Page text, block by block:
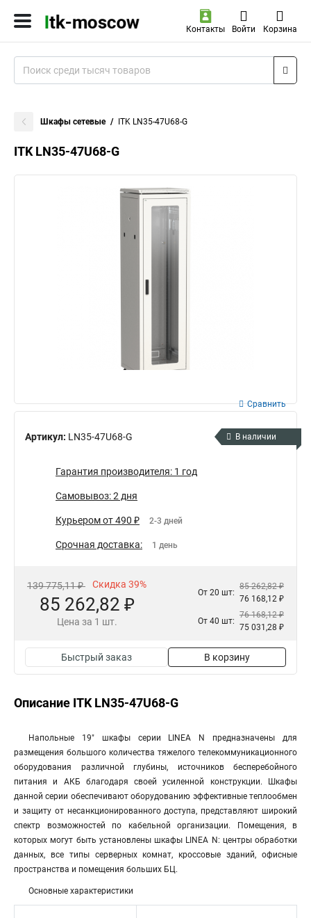
Контакты Войти Корзина
Шкафы сетевые ITK LN35-47U68-G
ITK LN35-47U68-G
Артикул: LN35-47U68-G
Сравнить
В наличии
Гарантия производителя: 1 год
Самовывоз: 2 дня
Курьером от 490 ₽ 2-3 дней
Срочная доставка: 1 день
139 775,11 ₽ Скидка 39%
85 262,82 ₽
Цена за 1 шт.
От 20 шт:
85 262,82 ₽
76 168,12 ₽
От 40 шт:
76 168,12 ₽
75 031,28 ₽
Быстрый заказ В корзину
Описание ITK LN35-47U68-G
Напольные 19" шкафы серии LINEA N предназначены для
размещения большого количества тяжелого телекоммуникационного
оборудования различной глубины, источников бесперебойного
питания и АКБ благодаря своей усиленной конструкции. Шкафы
данной серии обеспечивают оборудованию эффективные теплообмен
и защиту от несанкционированного доступа, представляют широкий
спектр возможностей по кабельной организации. Помещения, в
которых могут быть установлены шкафы LINEA N: центры обработки
данных, все типы серверных комнат, кроссовые зданий, офисные
пространства и помещения больших БЦ.
Основные характеристики